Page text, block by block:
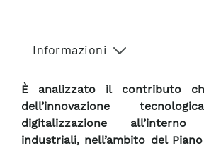
Informazioni
È analizzato il contributo
dell’innovazione
digitalizzazione
industriali, nell’ambito del